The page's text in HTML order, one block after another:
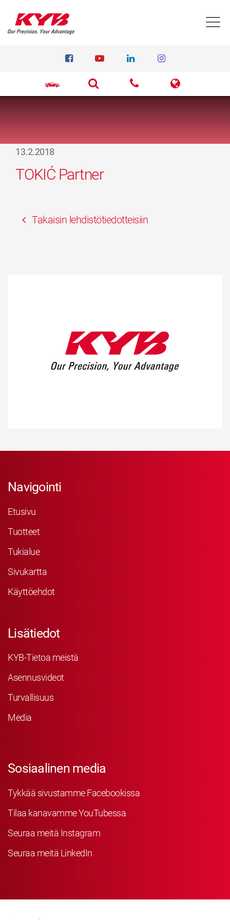
13.2.2018
TOKIĆ Partner
Takaisin lehdistötiedotteisiin
Navigointi
Etusivu
Tuotteet
Tukialue
Sivukartta
Käyttöehdot
Lisätiedot
KYB-Tietoa meistä
Asennusvideot
Turvallisuus
Media
Sosiaalinen media
Tykkää sivustamme Facebookissa
Tilaa kanavamme YouTubessa
Seuraa meitä Instagram
Seuraa meitä LinkedIn